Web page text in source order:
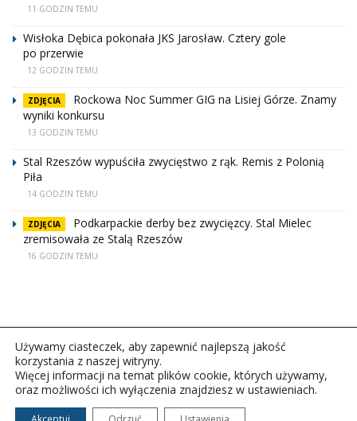
11 GODZIN TEMU
Wisłoka Dębica pokonała JKS Jarosław. Cztery gole
po przerwie
12 GODZIN TEMU
ZDJĘCIA
Rockowa Noc Summer GIG na Lisiej Górze. Znamy
wyniki konkursu
13 GODZIN TEMU
Stal Rzeszów wypuściła zwycięstwo z rąk. Remis z Polonią
Piła
14 GODZIN TEMU
ZDJĘCIA
Podkarpackie derby bez zwycięzcy. Stal Mielec
zremisowała ze Stalą Rzeszów
16 GODZIN TEMU
Copyright © 2026Polskie Radio Rzeszów S.A. w likwidacj.
Wszelkie prawa zastrzeżone.
Używamy ciasteczek, aby zapewnić najlepszą jakość
korzystania z naszej witryny.
Więcej informacji na temat plików cookie, których używamy,
oraz możliwości ich wyłączenia znajdziesz w ustawieniach.